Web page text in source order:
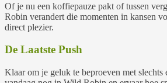
Of je nu een koffiepauze pakt of tussen
Robin verandert die momenten in kansen
direct plezier.
De Laatste Push
Klaar om je geluk te beproeven met slechts